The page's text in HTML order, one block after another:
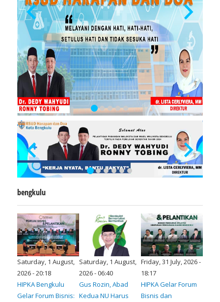
bengkulu
Saturday, 1 August,
2026 - 20:18
HIPKA Bengkulu
Gelar Forum Bisnis:
Saturday, 1 August,
2026 - 06:40
Gus Rozin, Abad
Kedua NU Harus
Friday, 31 July, 2026 -
18:17
HIPKA Gelar Forum
Bisnis dan